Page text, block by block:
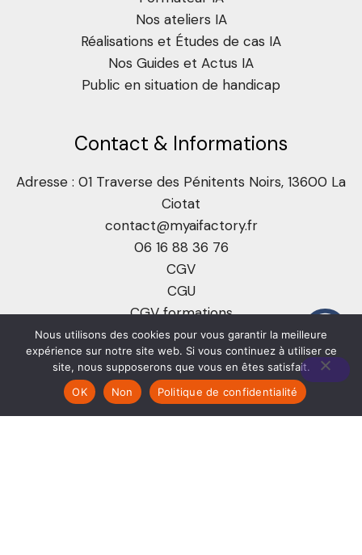
Nos ateliers IA
Réalisations et Études de cas IA
Nos Guides et Actus IA
Public en situation de handicap
Contact & Informations
Adresse : 01 Traverse des Pénitents Noirs, 13600 La
Ciotat
contact@myaifactory.fr
06 16 88 36 76
CGV
CGU
CGV formations
Certificat Qualiopi
Accueil
Solutions IA
Formations et Ateliers IA
Nous utilisons des cookies pour vous garantir la meilleure
expérience sur notre site web. Si vous continuez à utiliser ce
site, nous supposerons que vous en êtes satisfait.
OK
Non Politique de confidentialité